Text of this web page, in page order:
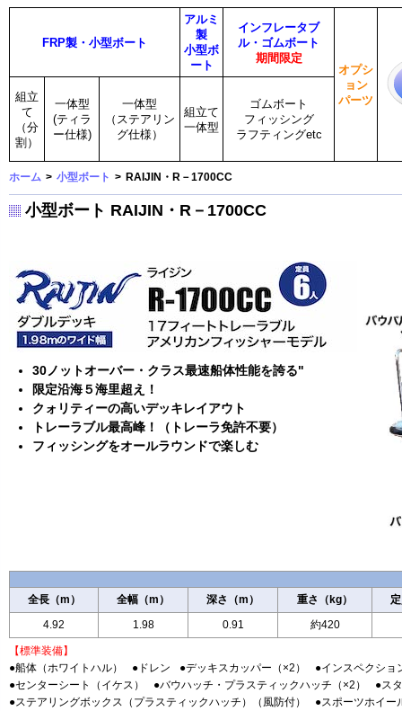
FRP製・小型ボート
アルミ
製
小型ボ
ート
インフレータブ
ル・ゴムボート
期間限定
オプシ
ョン
パーツ
組立
て
（分
割）
一体型
(ティラ
ー仕様)
一体型
（ステアリン
グ仕様）
組立て
一体型
ゴムボート
フィッシング
ラフティングetc
ホーム > 小型ボート > RAIJIN・R－1700CC
小型ボート RAIJIN・R－1700CC
30ノットオーバー・クラス最速船体性能を誇る"
限定沿海５海里超え！
クォリティーの高いデッキレイアウト
トレーラブル最高峰！（トレーラ免許不要）
フィッシングをオールラウンドで楽しむ
全長（m） 全幅（m） 深さ（m） 重さ（kg）
4.92
1.98 0.91 約420
【標準装備】
●船体（ホワイトハル）
●ドレン ●デッキスカッパー（×2）
●インスペクショ
●センターシート（イケス）
●バウハッチ・プラスティックハッチ（×2）
●ス
●ステアリングボックス（プラスティックハッチ）（風防付）
●スポーツホイー